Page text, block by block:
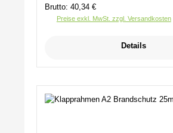
Brutto: 40,34 €
Preise exkl. MwSt. zzgl. Versandkosten
Details